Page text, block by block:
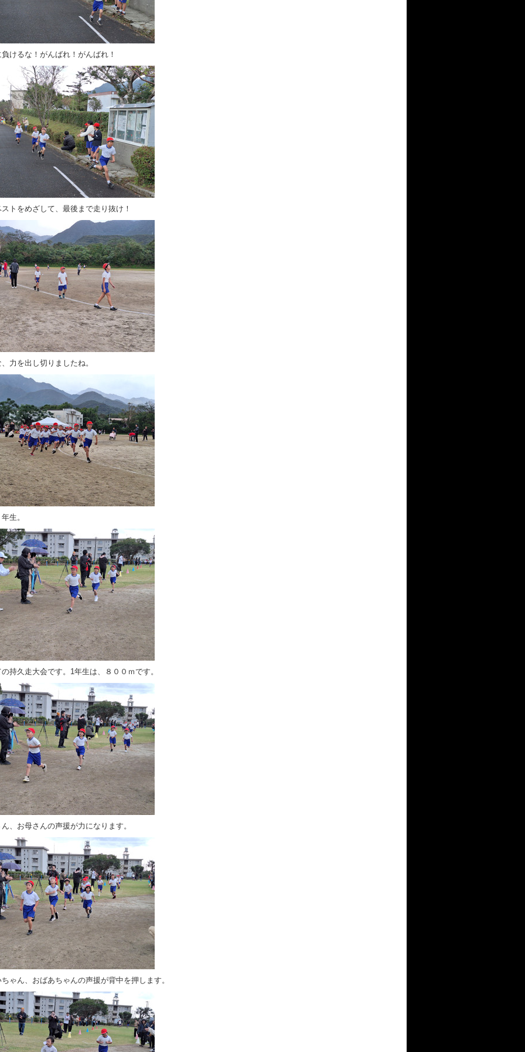
けるな！がんばれ！がんばれ！
トをめざして、最後まで走り抜け！
力を出し切りましたね。
生。
持久走大会です。1年生は、８００ｍです。
、お母さんの声援が力になります。
ゃん、おばあちゃんの声援が背中を押します。